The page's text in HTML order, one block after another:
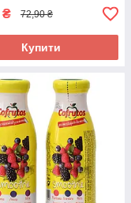
₴ 72,90 ₴
Купити